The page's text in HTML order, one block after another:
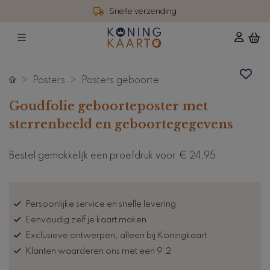
Snelle verzending
Posters Posters geboorte
Goudfolie geboorteposter met
sterrenbeeld en geboortegegevens
Bestel gemakkelijk een proefdruk voor € 24,95
Persoonlijke service en snelle levering
Eenvoudig zelf je kaart maken
Exclusieve ontwerpen, alleen bij Koningkaart
Klanten waarderen ons met een 9.2